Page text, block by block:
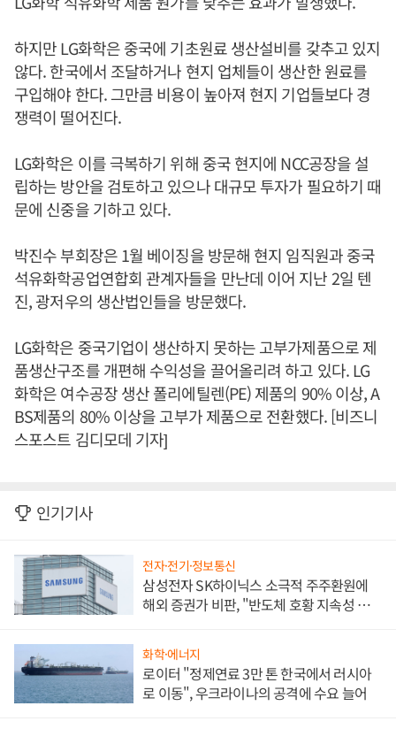
하지만 LG화학은 중국에 기초원료 생산설비를 갖추고 있지
않다. 한국에서 조달하거나 현지 업체들이 생산한 원료를
구입해야 한다. 그만큼 비용이 높아져 현지 기업들보다 경
쟁력이 떨어진다.
LG화학은 이를 극복하기 위해 중국 현지에 NCC공장을 설
립하는 방안을 검토하고 있으나 대규모 투자가 필요하기 때
문에 신중을 기하고 있다.
박진수 부회장은 1월 베이징을 방문해 현지 임직원과 중국
석유화학공업연합회 관계자들을 만난데 이어 지난 2일 텐
진, 광저우의 생산법인들을 방문했다.
LG화학은 중국기업이 생산하지 못하는 고부가제품으로 제
품생산구조를 개편해 수익성을 끌어올리려 하고 있다. LG
화학은 여수공장 생산 폴리에틸렌(PE) 제품의 90% 이상, A
BS제품의 80% 이상을 고부가 제품으로 전환했다. [비즈니
스포스트 김디모데 기자]
인기기사
전자·전기·정보통신
삼성전자 SK하이닉스 소극적 주주환원에
해외 증권가 비판, "반도체 호황 지속성 의
화학·에너지
로이터 "정제연료 3만 톤 한국에서 러시아
로 이동", 우크라이나의 공격에 수요 늘어